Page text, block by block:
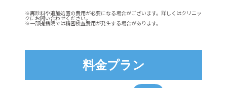
※再診料や追加処置の費用が必要になる場合がございます。詳しくはクリニッ
クにお問い合わせください。
※一部提携院では精密検査費用が発生する場合があります。
料金プラン